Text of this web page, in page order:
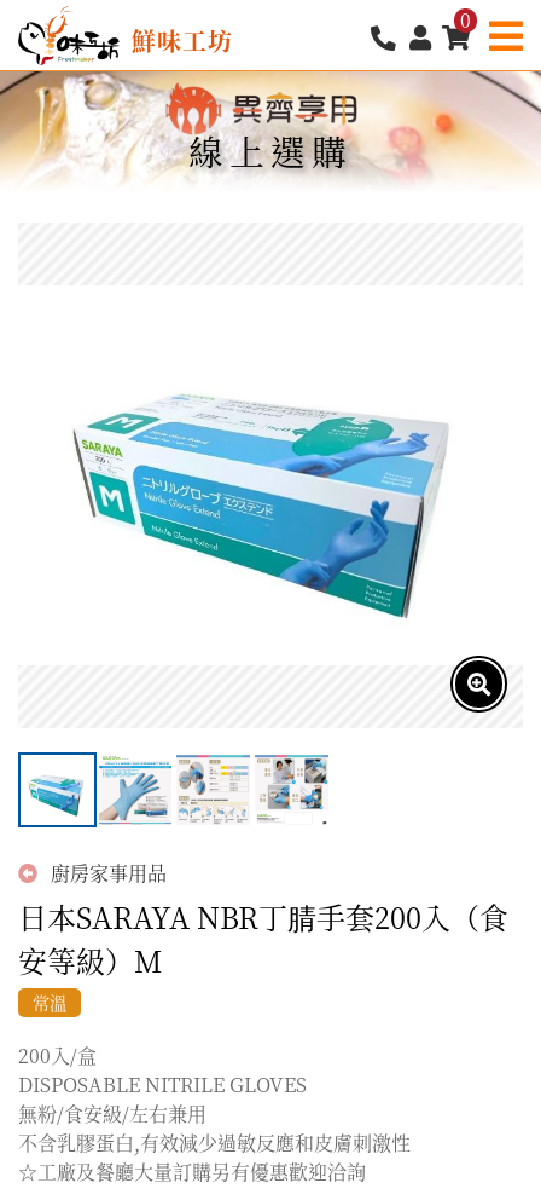
鮮味工坊
0
線上選購
廚房家事用品
日本SARAYA NBR丁腈手套200入（食
安等級）M
常溫
200入/盒
DISPOSABLE NITRILE GLOVES
無粉/食安級/左右兼用
不含乳膠蛋白,有效減少過敏反應和皮膚刺激性
☆工廠及餐廳大量訂購另有優惠歡迎洽詢